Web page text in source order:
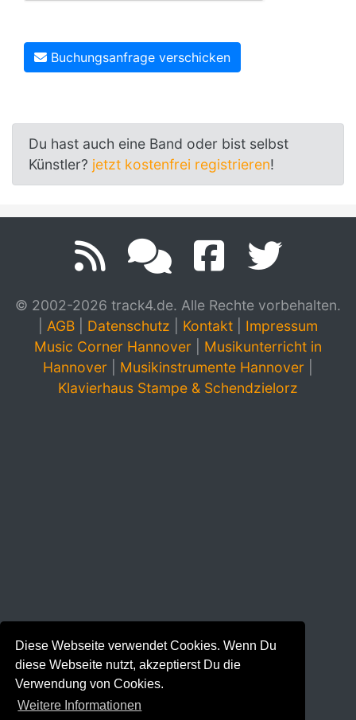
Diese Webseite verwendet Cookies. Wenn Du
diese Webseite nutzt, akzeptierst Du die
Verwendung von Cookies.
Weitere Informationen
Buchungsanfrage verschicken
Du hast auch eine Band oder bist selbst
Künstler? jetzt kostenfrei registrieren!
© 2002-2026 track4.de. Alle Rechte vorbehalten.
AGB Datenschutz Kontakt
Impressum
Music Corner Hannover
Musikunterricht in
Hannover
Musikinstrumente Hannover
Klavierhaus Stampe & Schendzielorz